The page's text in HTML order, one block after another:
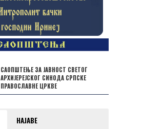
САОПШТЕЊЕ ЗА ЈАВНОСТ СВЕТОГ
АРХИЈЕРЕЈСКОГ СИНОДА СРПСКЕ
ПРАВОСЛАВНЕ ЦРКВЕ
НАЈАВЕ